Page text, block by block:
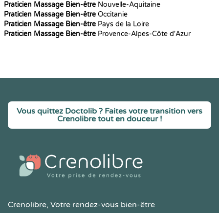
Praticien Massage Bien-être Nouvelle-Aquitaine
Praticien Massage Bien-être Occitanie
Praticien Massage Bien-être Pays de la Loire
Praticien Massage Bien-être Provence-Alpes-Côte d'Azur
Vous quittez Doctolib ? Faites votre transition vers
Crenolibre tout en douceur !
Crenolibre, Votre rendez-vous bien-être